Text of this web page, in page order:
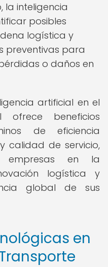
la inteligencia
posibles
logística y
preventivas para
o daños en
artificial en el
ofrece beneficios
de eficiencia
calidad de servicio,
empresas en la
logística y
global de sus
en